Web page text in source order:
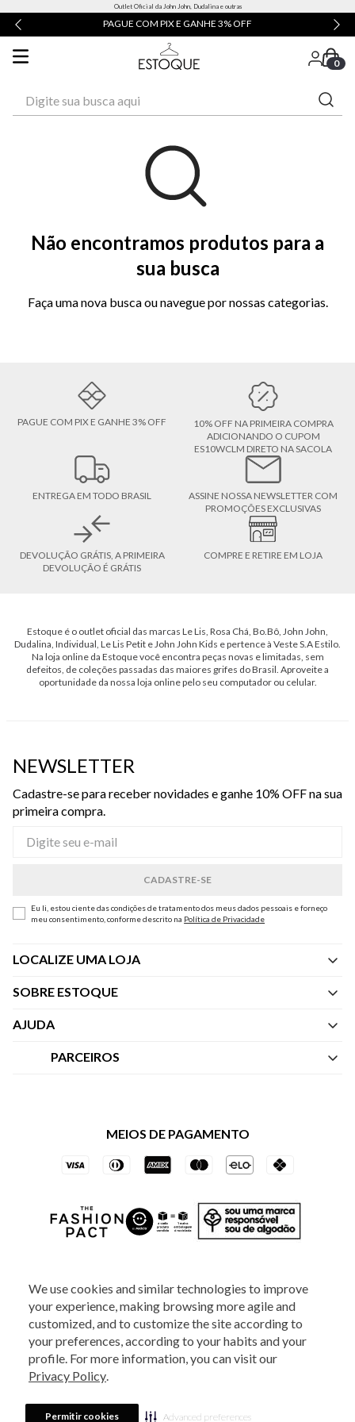
We use cookies and similar technologies to improve
your experience, making browsing more agile and
customized, and to customize the site according to
your preferences, according to your habits and your
profile. For more information, you can visit our
Privacy Policy.
Permitir cookies Advanced preferences
Outlet Oficial da John John, Dudalina e outras
PAGUE COM PIX E GANHE 3% OFF
0
Não encontramos produtos para a
sua busca
Faça uma nova busca ou navegue por nossas categorias.
PAGUE COM PIX E GANHE 3% OFF
10% OFF NA PRIMEIRA COMPRA
ADICIONANDO O CUPOM
ES10WCLM DIRETO NA SACOLA
ENTREGA EM TODO BRASIL
ASSINE NOSSA NEWSLETTER COM
PROMOÇÕES EXCLUSIVAS
DEVOLUÇÃO GRÁTIS, A PRIMEIRA
DEVOLUÇÃO É GRÁTIS
COMPRE E RETIRE EM LOJA
Estoque é o outlet oficial das marcas Le Lis, Rosa Chá, Bo.Bô, John John,
Dudalina, Individual, Le Lis Petit e John John Kids e pertence à Veste S.A Estilo.
Na loja online da Estoque você encontra peças novas e limitadas, sem
defeitos, de coleções passadas das maiores grifes do Brasil. Aproveite a
oportunidade da nossa loja online pelo seu computador ou celular.
NEWSLETTER
Cadastre-se para receber novidades e ganhe 10% OFF na sua
primeira compra.
Eu li, estou ciente das condições de tratamento dos meus dados pessoais e forneço
meu consentimento, conforme descrito na Política de Privacidade
LOCALIZE UMA LOJA
SOBRE ESTOQUE
Quem Somos
AJUDA
Central de Atendimento
Trocas e Devoluções
PARCEIROS
Vai de Visa
Azul Fidelidade
MEIOS DE PAGAMENTO
2025 - Veste S.A Estilo. Todos os direitos reservados - A loja Estoque reserva-
se no direito de corrigir ou alterar informações como: preços, promoções e
880 5520.Horário de Atendimento:
Sábados das 8h às 14h, exceto feriados. Veste S.A Estilo. Rua Othão, 405, Vila